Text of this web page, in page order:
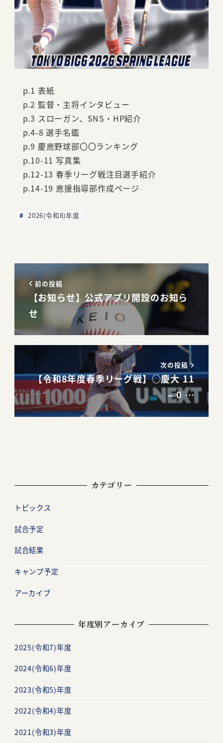
p.1 表紙
p.2 監督・主将インタビュー
p.3 スローガン、SNS・HP紹介
p.4-8 選手名鑑
p.9 慶應野球部〇〇ランキング
p.10-11 写真集
p.12-13 春季リーグ戦注目選手紹介
p.14-19 應援指導部作成ページ
2026(令和8)年度
前の投稿
【お知らせ】公式アプリ開設のお知ら
せ
次の投稿
【令和8年度春季リーグ戦】○慶大 11
– 0 …
カテゴリー
トピックス
試合予定
試合結果
キャンプ予定
アーカイブ
年度別アーカイブ
2025(令和7)年度
2024(令和6)年度
2023(令和5)年度
2022(令和4)年度
2021(令和3)年度